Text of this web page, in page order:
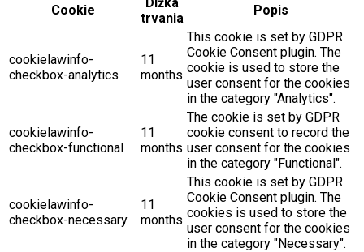
Cookie
trvania
Popis
cookielawinfo-
checkbox-analytics
11
months
This cookie is set by GDPR
Cookie Consent plugin. The
cookie is used to store the
user consent for the cookies
in the category "Analytics".
cookielawinfo-
checkbox-functional
11
months
The cookie is set by GDPR
cookie consent to record the
user consent for the cookies
in the category "Functional".
cookielawinfo-
checkbox-necessary
11
months
This cookie is set by GDPR
Cookie Consent plugin. The
cookies is used to store the
user consent for the cookies
in the category "Necessary".